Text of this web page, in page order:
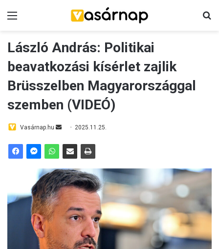
László András: Politikai
beavatkozási kísérlet zajlik
Brüsszelben Magyarországgal
szemben (VIDEÓ)
Vasárnap.hu
a
n
m
l
2025.11.25.